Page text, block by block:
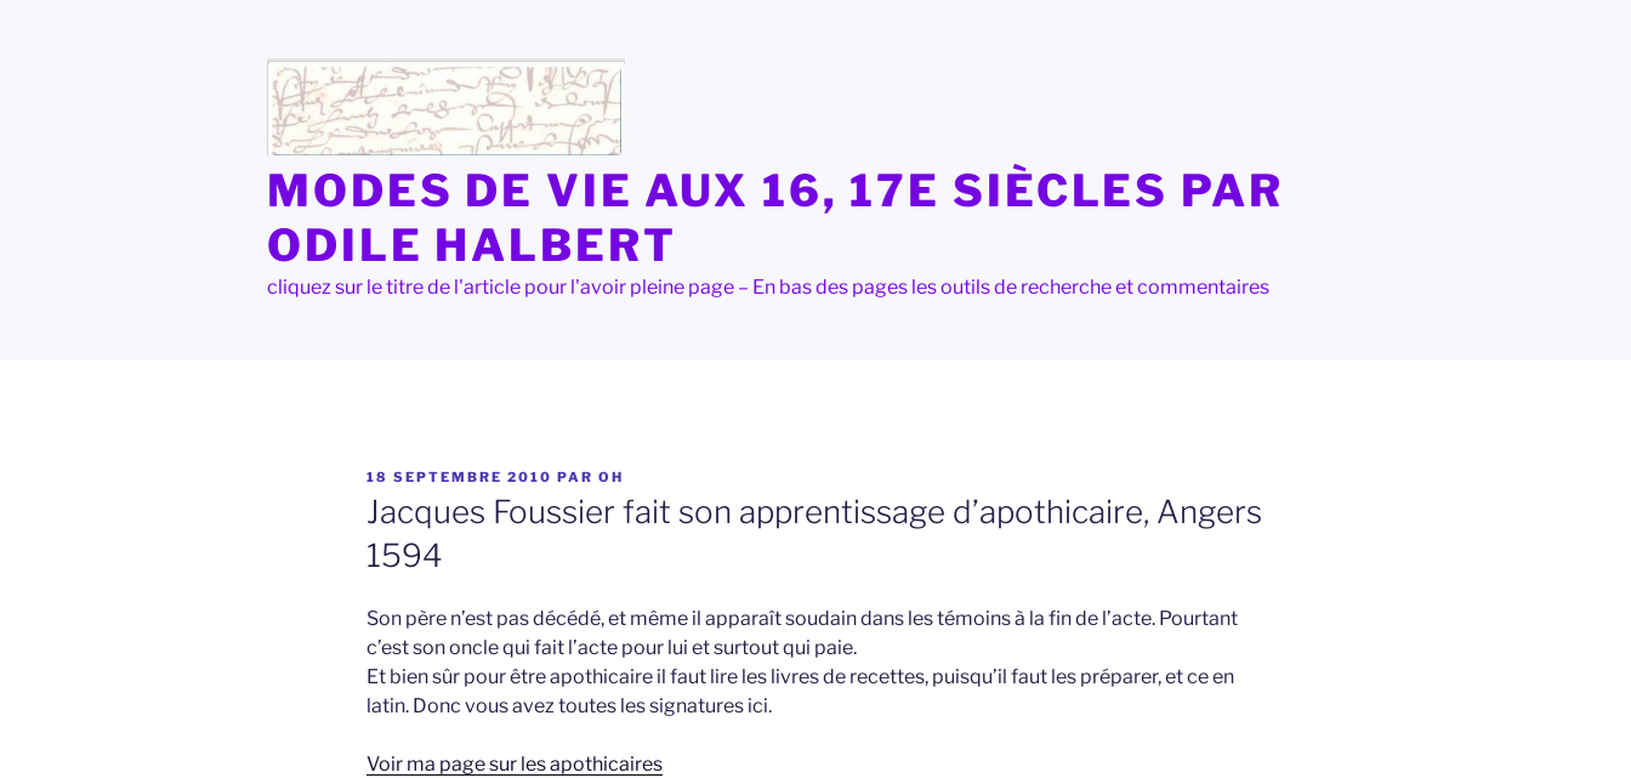
MODES DE VIE AUX 16, 17E SIÈCLES PAR
ODILE HALBERT
cliquez sur le titre de l'article pour l'avoir pleine page – En bas des pages les outils de recherche et commentaires
PUBLIÉ
LE
18 SEPTEMBRE 2010 PAR OH
Jacques Foussier fait son apprentissage d’apothicaire, Angers
1594
Son père n’est pas décédé, et même il apparaît soudain dans les témoins à la fin de l’acte. Pourtant
c’est son oncle qui fait l’acte pour lui et surtout qui paie.
Et bien sûr pour être apothicaire il faut lire les livres de recettes, puisqu’il faut les préparer, et ce en
latin. Donc vous avez toutes les signatures ici.
Voir ma page sur les apothicaires